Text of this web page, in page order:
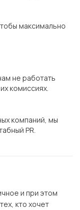
максимально
не работать
комиссиях.
компаний, мы
PR.
и при этом
кто хочет